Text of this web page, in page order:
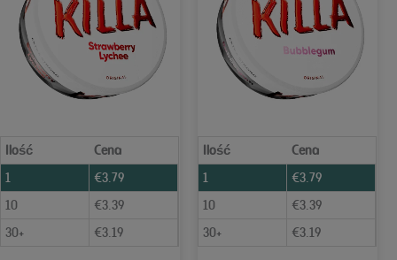
Ilość
Cena
1
€3.79
10
€3.39
30+
€3.19
Ilość
Cena
1
€3.79
10
€3.39
30+
€3.19